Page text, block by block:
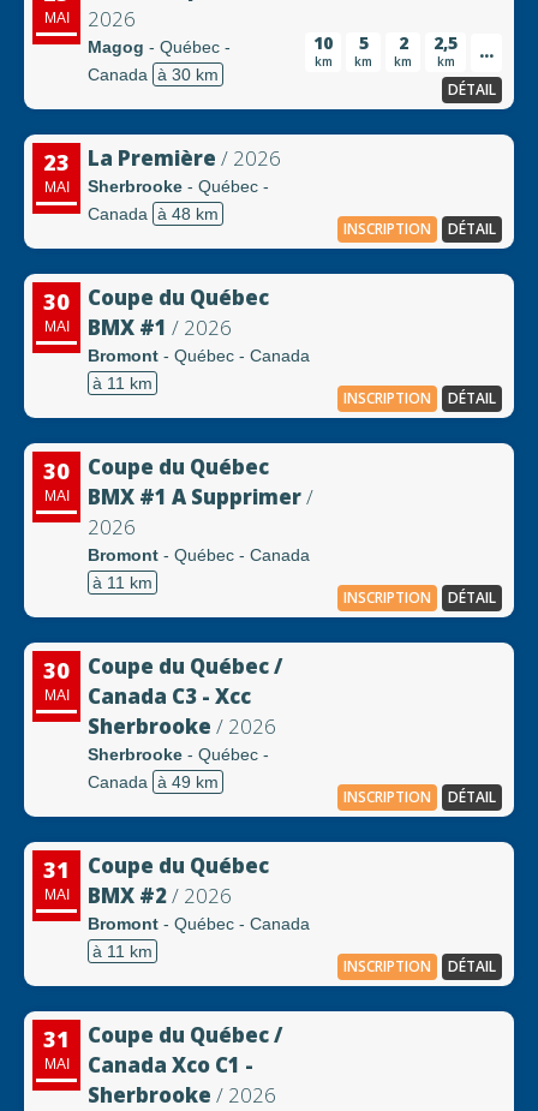
MAI
2026
Magog - Québec -
Canada à 30 km
10
km
5
km
2
km
2,5
km ...
DÉTAIL
23
MAI
La Première / 2026
Sherbrooke - Québec -
Canada à 48 km
INSCRIPTION DÉTAIL
30
MAI
Coupe du Québec
BMX #1 / 2026
Bromont - Québec - Canada
à 11 km
INSCRIPTION DÉTAIL
30
MAI
Coupe du Québec
BMX #1 A Supprimer/
2026
Bromont - Québec - Canada
à 11 km
INSCRIPTION DÉTAIL
30
MAI
Coupe du Québec /
Canada C3 - Xcc
Sherbrooke / 2026
Sherbrooke - Québec -
Canada à 49 km
INSCRIPTION DÉTAIL
31
MAI
Coupe du Québec
BMX #2/ 2026
Bromont - Québec - Canada
à 11 km
INSCRIPTION DÉTAIL
31
MAI
Coupe du Québec /
Canada Xco C1 -
Sherbrooke / 2026